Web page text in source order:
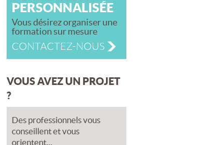
PERSONNALISÉE
Vous désirez organiser une
formation sur mesure
CONTACTEZ-NOUS
VOUS AVEZ UN PROJET
?
Des professionnels vous
conseillent et vous
orientent...